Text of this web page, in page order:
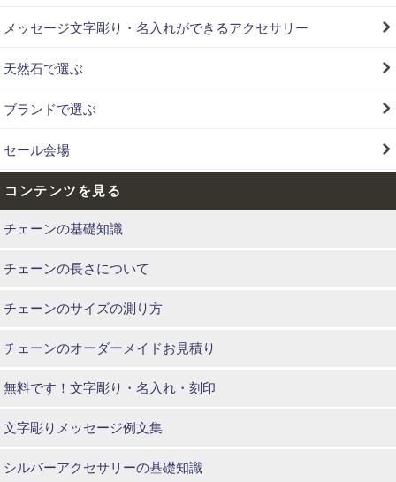
メッセージ文字彫り・名入れができるアクセサリー
天然石で選ぶ
ブランドで選ぶ
セール会場
コンテンツを見る
チェーンの基礎知識
チェーンの長さについて
チェーンのサイズの測り方
チェーンのオーダーメイドお見積り
無料です！文字彫り・名入れ・刻印
文字彫りメッセージ例文集
シルバーアクセサリーの基礎知識